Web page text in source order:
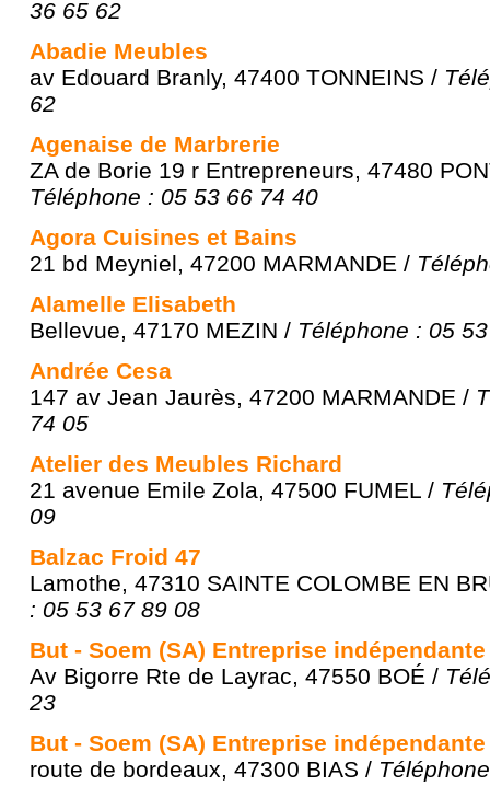
36 65 62
Abadie Meubles
av Edouard Branly, 47400 TONNEINS /
62
Agenaise de Marbrerie
ZA de Borie 19 r Entrepreneurs, 47480
Téléphone : 05 53 66 74 40
Agora Cuisines et Bains
21 bd Meyniel, 47200 MARMANDE /
Alamelle Elisabeth
Bellevue, 47170 MEZIN / Téléphone : 05
Andrée Cesa
147 av Jean Jaurès, 47200 MARMANDE /
74 05
Atelier des Meubles Richard
21 avenue Emile Zola, 47500 FUMEL /
09
Balzac Froid 47
Lamothe, 47310 SAINTE COLOMBE EN
: 05 53 67 89 08
But - Soem (SA) Entreprise indépendante
Av Bigorre Rte de Layrac, 47550 BOÉ /
23
But - Soem (SA) Entreprise indépendante
route de bordeaux, 47300 BIAS /